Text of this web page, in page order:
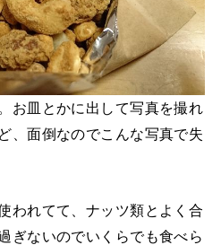
お皿とかに出して写真を撮れ
、面倒なのでこんな写真で失
われてて、ナッツ類とよく合
ぎないのでいくらでも食べら